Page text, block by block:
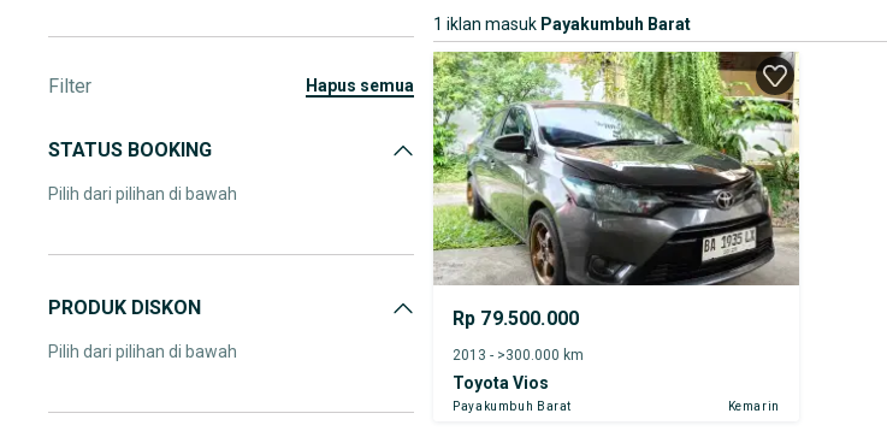
Filter hapus semua
STATUS BOOKING
Pilih dari pilihan di bawah
PRODUK DISKON
Pilih dari pilihan di bawah
1 iklan masuk Payakumbuh Barat
Rp 79.500.000
2013 - >300.000 km
Toyota Vios
Payakumbuh Barat Kemarin